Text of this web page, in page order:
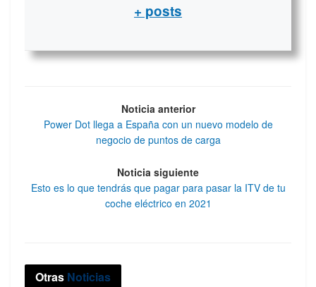
+ posts
Noticia anterior
Power Dot llega a España con un nuevo modelo de
negocio de puntos de carga
Noticia siguiente
Esto es lo que tendrás que pagar para pasar la ITV de tu
coche eléctrico en 2021
Otras Noticias